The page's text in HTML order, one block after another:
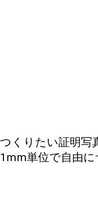
つくりたい証明写
1mm単位で自由